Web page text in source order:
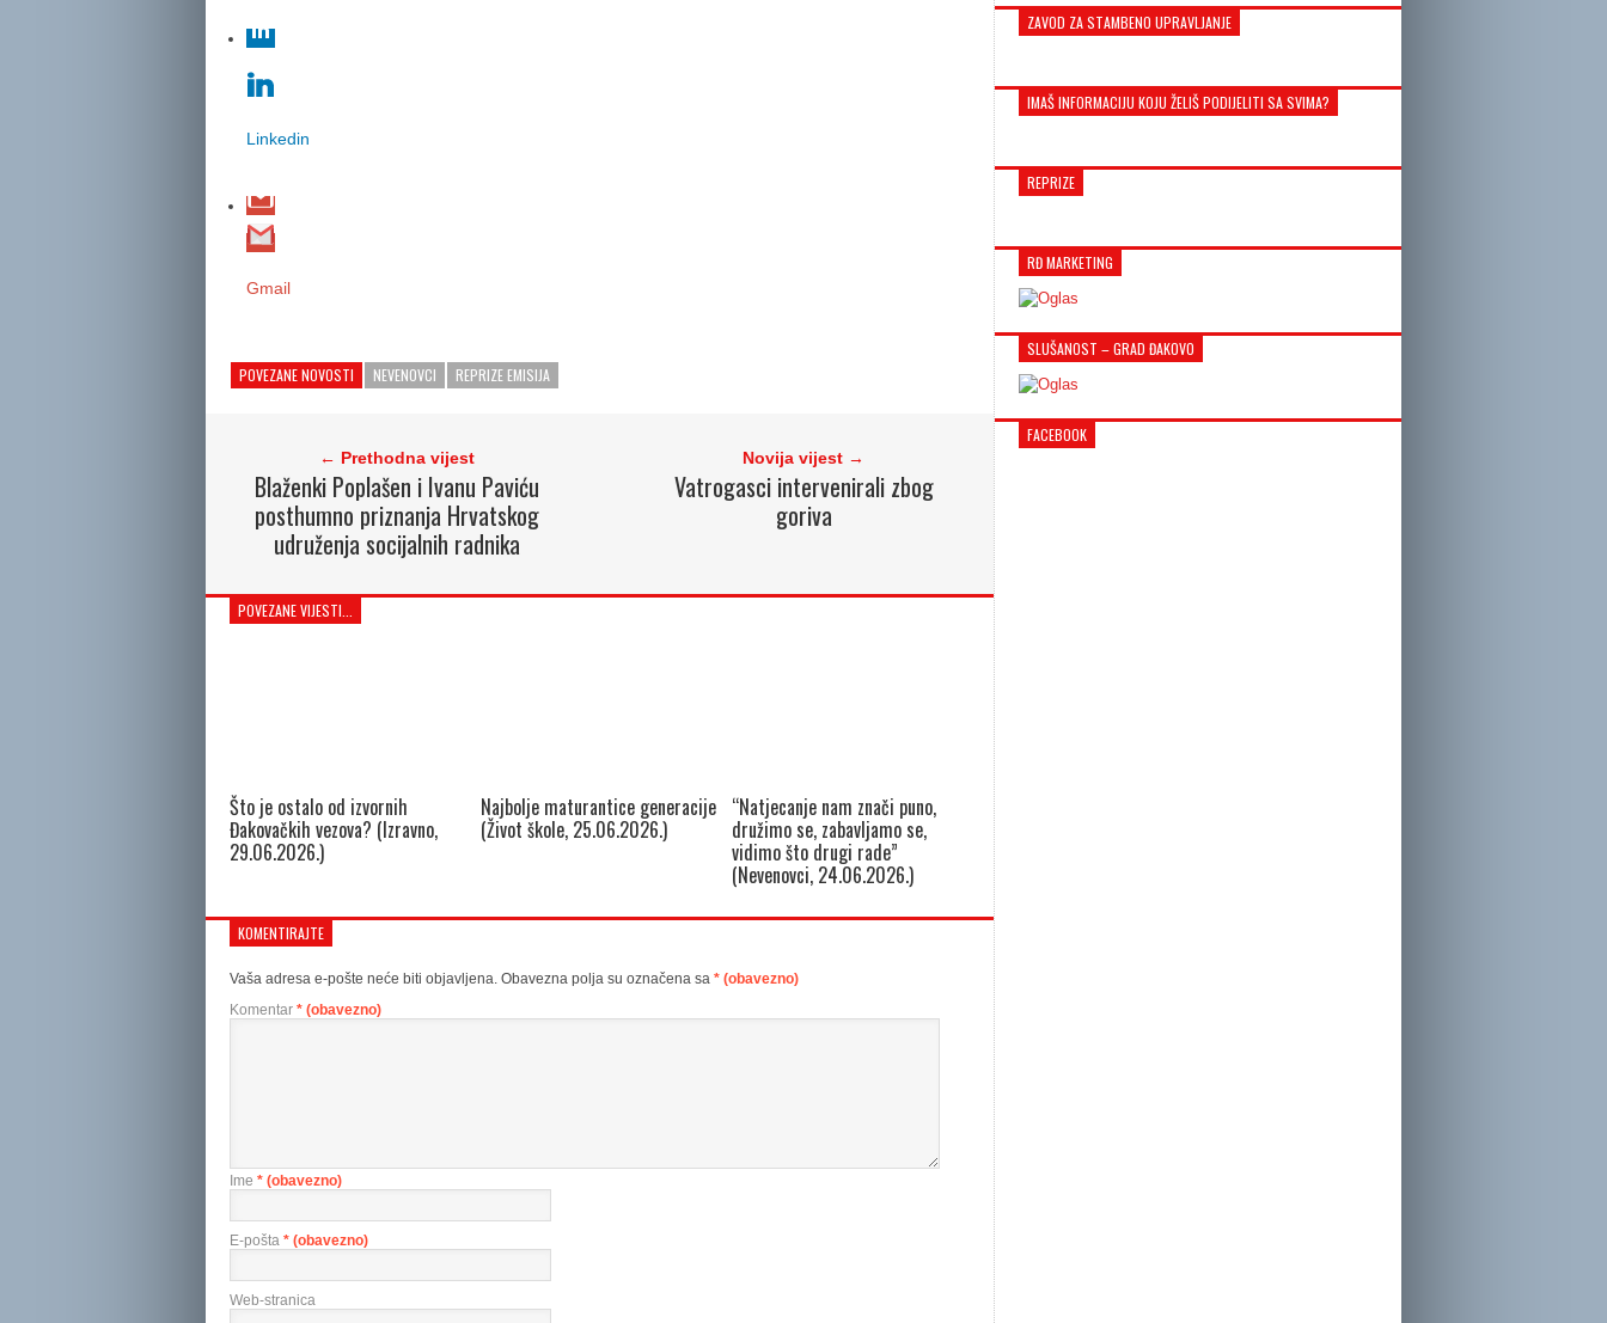
Linkedin
Gmail
POVEZANE NOVOSTI NEVENOVCI REPRIZE EMISIJA
← Prethodna vijest
Blaženki Poplašen i Ivanu Paviću
posthumno priznanja Hrvatskog
udruženja socijalnih radnika
Novija vijest →
Vatrogasci intervenirali zbog
goriva
POVEZANE VIJESTI...
Što je ostalo od izvornih
Đakovačkih vezova? (Izravno,
29.06.2026.)
Najbolje maturantice generacije
(Život škole, 25.06.2026.)
“Natjecanje nam znači puno,
družimo se, zabavljamo se,
vidimo što drugi rade”
(Nevenovci, 24.06.2026.)
KOMENTIRAJTE
Vaša adresa e-pošte neće biti objavljena. Obavezna polja su označena sa * (obavezno)
Komentar * (obavezno)
Ime * (obavezno)
E-pošta * (obavezno)
Web-stranica
ZAVOD ZA STAMBENO UPRAVLJANJE
IMAŠ INFORMACIJU KOJU ŽELIŠ PODIJELITI SA SVIMA?
REPRIZE
RĐ MARKETING
SLUŠANOST – GRAD ĐAKOVO
FACEBOOK